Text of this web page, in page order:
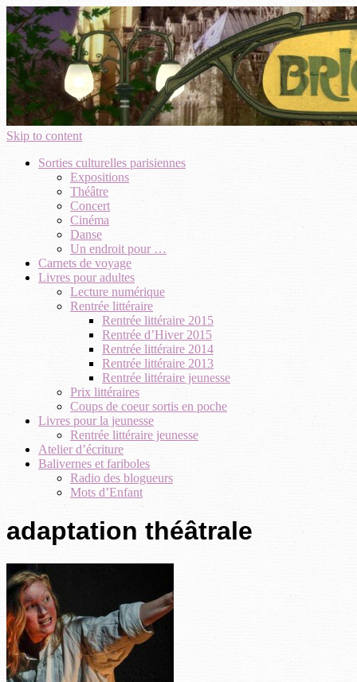
Skip to content
Sorties culturelles parisiennes
Expositions
Théâtre
Concert
Cinéma
Danse
Un endroit pour …
Carnets de voyage
Livres pour adultes
Lecture numérique
Rentrée littéraire
Rentrée littéraire 2015
Rentrée d’Hiver 2015
Rentrée littéraire 2014
Rentrée littéraire 2013
Rentrée littéraire jeunesse
Prix littéraires
Coups de coeur sortis en poche
Livres pour la jeunesse
Rentrée littéraire jeunesse
Atelier d’écriture
Balivernes et fariboles
Radio des blogueurs
Mots d’Enfant
adaptation théâtrale